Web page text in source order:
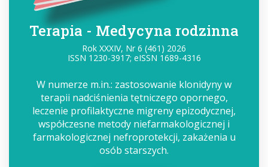
Terapia - Medycyna rodzinna
Rok XXXIV, Nr 6 (461) 2026
ISSN 1230-3917; eISSN 1689-4316
W numerze m.in.: zastosowanie klonidyny w
terapii nadciśnienia tętniczego opornego,
leczenie profilaktyczne migreny epizodycznej,
współczesne metody niefarmakologicznej i
farmakologicznej nefroprotekcji, zakażenia u
osób starszych.